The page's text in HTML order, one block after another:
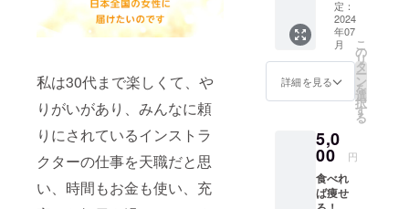
私は30代まで楽しくて、や
りがいがあり、みんなに頼
りにされているインストラ
クターの仕事を天職だと思
い、時間もお金も使い、充
ご了承
くださ
い。ま
た、特
物を比
喩する
良俗に
反する
お名前
は掲載
をお断
m 袖
丈/22c
m XL:
丈/78c
m 身
m 袖
丈/24c
m ※確定
後の変
更は受
どお客
様から
感想を
いただ
きま
す。 ピ
識し内
臓に近
を使い
ます。
ナー
【7月18
（木）
13:30～
15:00】
●参加方
カメラ
ONに
て）
Zoomの
URL
定：
2024
年07
月
詳細を見る
こ
の
リ
タ
ー
ン
を
選
択
す
る
5,0
00 円
食べれ
ば痩せ